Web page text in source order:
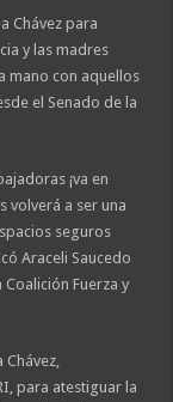
Chávez para
y las madres
mano con aquellos
el Senado de la
¡va en
volverá a ser una
seguros
Araceli Saucedo
Fuerza y
para atestiguar la